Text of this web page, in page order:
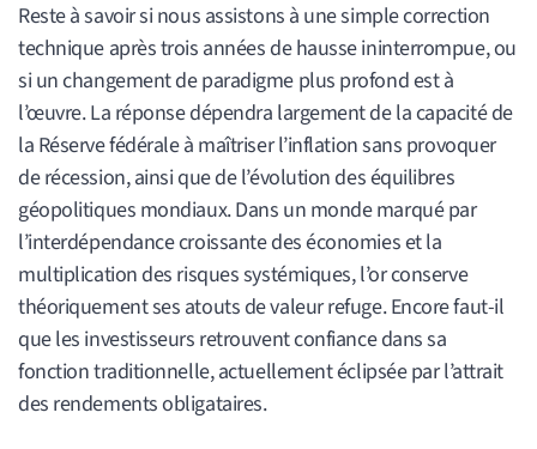
Reste à savoir si nous assistons à une simple correction
technique après trois années de hausse ininterrompue, ou
si un changement de paradigme plus profond est à
l’œuvre. La réponse dépendra largement de la capacité de
la Réserve fédérale à maîtriser l’inflation sans provoquer
de récession, ainsi que de l’évolution des équilibres
géopolitiques mondiaux. Dans un monde marqué par
l’interdépendance croissante des économies et la
multiplication des risques systémiques, l’or conserve
théoriquement ses atouts de valeur refuge. Encore faut-il
que les investisseurs retrouvent confiance dans sa
fonction traditionnelle, actuellement éclipsée par l’attrait
des rendements obligataires.